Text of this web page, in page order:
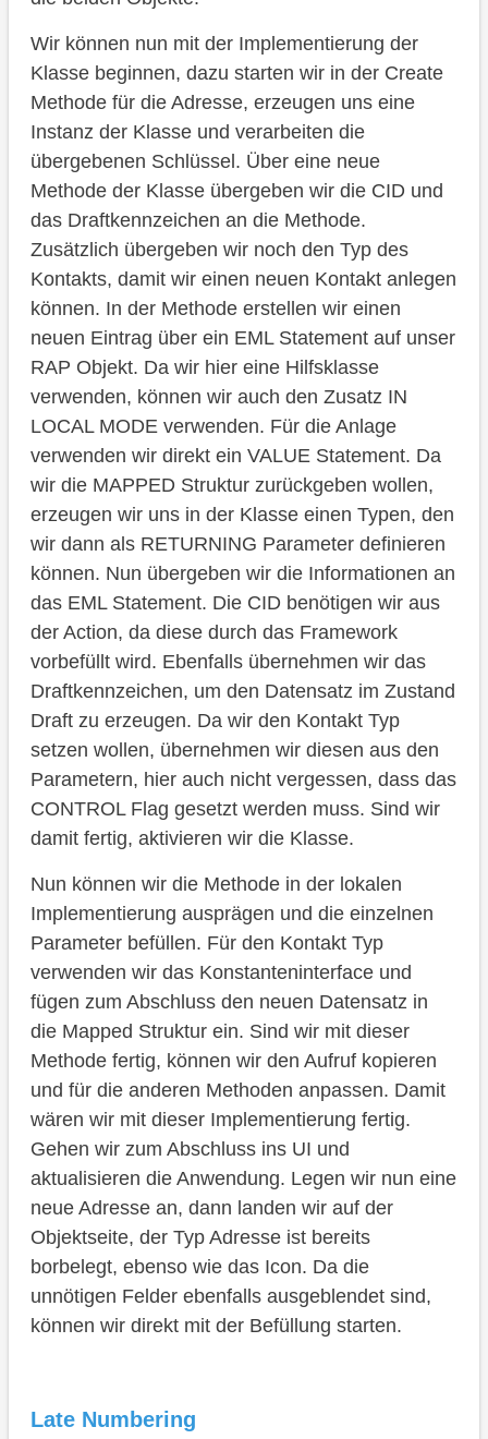
Wir können nun mit der Implementierung der
Klasse beginnen, dazu starten wir in der Create
Methode für die Adresse, erzeugen uns eine
Instanz der Klasse und verarbeiten die
übergebenen Schlüssel. Über eine neue
Methode der Klasse übergeben wir die CID und
das Draftkennzeichen an die Methode.
Zusätzlich übergeben wir noch den Typ des
Kontakts, damit wir einen neuen Kontakt anlegen
können. In der Methode erstellen wir einen
neuen Eintrag über ein EML Statement auf unser
RAP Objekt. Da wir hier eine Hilfsklasse
verwenden, können wir auch den Zusatz IN
LOCAL MODE verwenden. Für die Anlage
verwenden wir direkt ein VALUE Statement. Da
wir die MAPPED Struktur zurückgeben wollen,
erzeugen wir uns in der Klasse einen Typen, den
wir dann als RETURNING Parameter definieren
können. Nun übergeben wir die Informationen an
das EML Statement. Die CID benötigen wir aus
der Action, da diese durch das Framework
vorbefüllt wird. Ebenfalls übernehmen wir das
Draftkennzeichen, um den Datensatz im Zustand
Draft zu erzeugen. Da wir den Kontakt Typ
setzen wollen, übernehmen wir diesen aus den
Parametern, hier auch nicht vergessen, dass das
CONTROL Flag gesetzt werden muss. Sind wir
damit fertig, aktivieren wir die Klasse.
Nun können wir die Methode in der lokalen
Implementierung ausprägen und die einzelnen
Parameter befüllen. Für den Kontakt Typ
verwenden wir das Konstanteninterface und
fügen zum Abschluss den neuen Datensatz in
die Mapped Struktur ein. Sind wir mit dieser
Methode fertig, können wir den Aufruf kopieren
und für die anderen Methoden anpassen. Damit
wären wir mit dieser Implementierung fertig.
Gehen wir zum Abschluss ins UI und
aktualisieren die Anwendung. Legen wir nun eine
neue Adresse an, dann landen wir auf der
Objektseite, der Typ Adresse ist bereits
borbelegt, ebenso wie das Icon. Da die
unnötigen Felder ebenfalls ausgeblendet sind,
können wir direkt mit der Befüllung starten.
Late Numbering